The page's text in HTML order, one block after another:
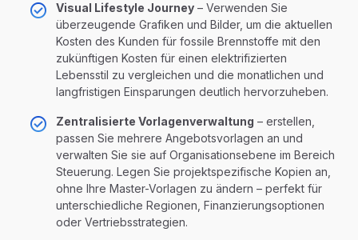
Visual Lifestyle Journey – Verwenden Sie
überzeugende Grafiken und Bilder, um die aktuellen
Kosten des Kunden für fossile Brennstoffe mit den
zukünftigen Kosten für einen elektrifizierten
Lebensstil zu vergleichen und die monatlichen und
langfristigen Einsparungen deutlich hervorzuheben.
Zentralisierte Vorlagenverwaltung – erstellen,
passen Sie mehrere Angebotsvorlagen an und
verwalten Sie sie auf Organisationsebene im Bereich
Steuerung. Legen Sie projektspezifische Kopien an,
ohne Ihre Master-Vorlagen zu ändern – perfekt für
unterschiedliche Regionen, Finanzierungsoptionen
oder Vertriebsstrategien.